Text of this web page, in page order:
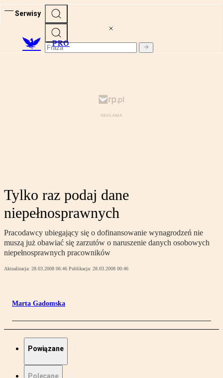
Serwisy
PRO
Tylko raz podaj dane
niepełnosprawnych
Pracodawcy ubiegający się o dofinansowanie wynagrodzeń nie
muszą już obawiać się zarzutów o naruszenie danych osobowych
niepełnosprawnych pracowników
Aktualizacja: 28.03.2008 06:46 Publikacja: 28.03.2008 00:46
Marta Gadomska
Powiązane
Polecane